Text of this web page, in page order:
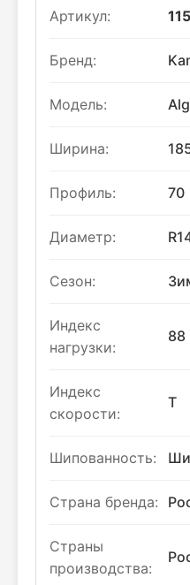
Артикул:
Бренд:
Модель:
Ширина:
Профиль: 70
Диаметр:
Сезон:
Индекс
нагрузки:
88
Индекс
скорости:
T
Шипованность:
Страна бренда:
Страны
производства: